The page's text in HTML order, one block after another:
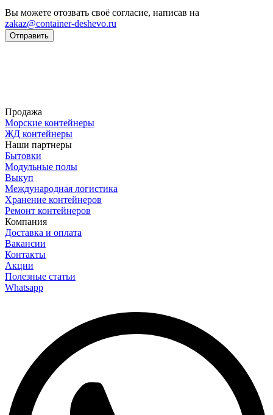
Вы можете отозвать своё согласие, написав на
zakaz@container-deshevo.ru
Отправить
Продажа
Морские контейнеры
ЖД контейнеры
Наши партнеры
Бытовки
Модульные полы
Выкуп
Международная логистика
Хранение контейнеров
Ремонт контейнеров
Компания
Доставка и оплата
Вакансии
Контакты
Акции
Полезные статьи
Whatsapp